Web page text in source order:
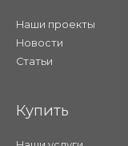
Наши проекты
Новости
Статьи
Купить